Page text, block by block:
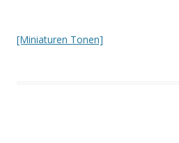
[Miniaturen Tonen]